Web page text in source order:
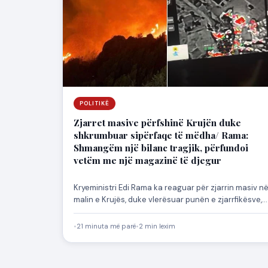
POLITIKË
Zjarret masive përfshinë Krujën duke
shkrumbuar sipërfaqe të mëdha/ Rama:
Shmangëm një bilanc tragjik, përfundoi
vetëm me një magazinë të djegur
Kryeministri Edi Rama ka reaguar për zjarrin masiv në
malin e Krujës, duke vlerësuar punën e zjarrfikësve,
ushtrisë…
•21 minuta më parë•2 min lexim